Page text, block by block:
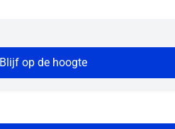
Blijf op de hoogte